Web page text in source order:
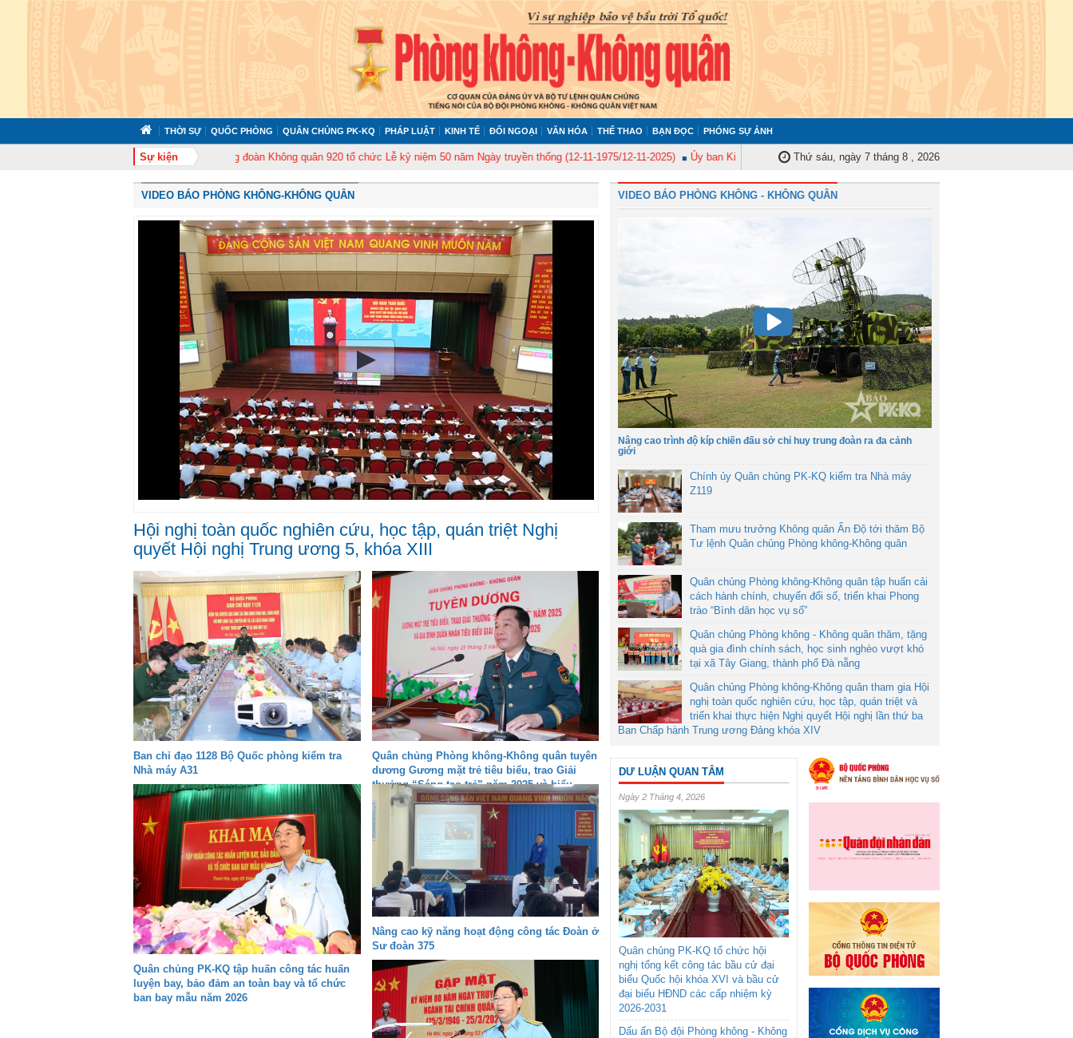
THỜI SỰ QUỐC PHÒNG QUÂN CHỦNG PK-KQ PHÁP LUẬT KINH TẾ ĐỐI NGOẠI VĂN HÓA THỂ THAO BẠN ĐỌC PHÓNG SỰ ẢNH
Sự kiện
tập huấn cán bộ năm 2026 Trung đoàn Không quân 920 tổ chức Lễ kỷ niệm 50 năm Ngày truyền thống (12-11-1975/12-11-2025) Ủy ban Kiểm tra Quân ủy Trung ương tập huấn nghiệp vụ công tác kiểm tra, giám sát năm
Thứ sáu, ngày 7 tháng 8 , 2026
VIDEO BÁO PHÒNG KHÔNG-KHÔNG QUÂN
Hội nghị toàn quốc nghiên cứu, học tập, quán triệt Nghị
quyết Hội nghị Trung ương 5, khóa XIII
Ban chỉ đạo 1128 Bộ Quốc phòng kiểm tra
Nhà máy A31
Quân chủng Phòng không-Không quân tuyên
dương Gương mặt trẻ tiêu biểu, trao Giải
thưởng “Sáng tạo trẻ” năm 2025 và biểu
dương gia đình quân nhân tiêu biểu giai
đoạn 2024-2026
Quân chủng PK-KQ tập huấn công tác huấn
luyện bay, bảo đảm an toàn bay và tổ chức
ban bay mẫu năm 2026
Nâng cao kỹ năng hoạt động công tác Đoàn ở
Sư đoàn 375
VIDEO BÁO PHÒNG KHÔNG - KHÔNG QUÂN
Nâng cao trình độ kíp chiến đấu sở chỉ huy trung đoàn ra đa cảnh
giới
Chính ủy Quân chủng PK-KQ kiểm tra Nhà máy
Z119
Tham mưu trưởng Không quân Ấn Độ tới thăm Bộ
Tư lệnh Quân chủng Phòng không-Không quân
Quân chủng Phòng không-Không quân tập huấn cải
cách hành chính, chuyển đổi số, triển khai Phong
trào “Bình dân học vụ số”
Quân chủng Phòng không - Không quân thăm, tặng
quà gia đình chính sách, học sinh nghèo vượt khó
tại xã Tây Giang, thành phố Đà nẵng
Quân chủng Phòng không-Không quân tham gia Hội
nghị toàn quốc nghiên cứu, học tập, quán triệt và
triển khai thực hiện Nghị quyết Hội nghị lần thứ ba
Ban Chấp hành Trung ương Đảng khóa XIV
DƯ LUẬN QUAN TÂM
Ngày 2 Tháng 4, 2026
Quân chủng PK-KQ tổ chức hội
nghị tổng kết công tác bầu cử đại
biểu Quốc hội khóa XVI và bầu cử
đại biểu HĐND các cấp nhiệm kỳ
2026-2031
Dấu ấn Bộ đội Phòng không - Không